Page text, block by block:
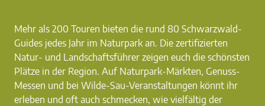
Mehr als 200 Touren bieten die rund 80 Schwarzwald-
Guides jedes Jahr im Naturpark an. Die zertifizierten
Natur- und Landschaftsführer zeigen euch die schönsten
Plätze in der Region. Auf Naturpark-Märkten, Genuss-
Messen und bei Wilde-Sau-Veranstaltungen könnt ihr
erleben und oft auch schmecken, wie vielfältig der